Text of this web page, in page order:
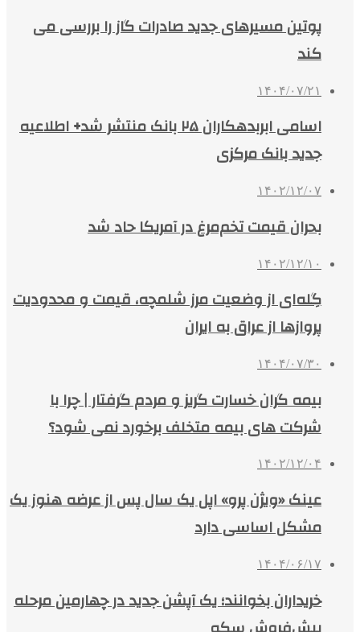
پوتین مسیرهای جدید صادرات گاز را بررسی می
کند
۱۴۰۴/۰۷/۲۱
اسامی ابربدهکاران ۲۵ بانک منتشر شد+ اطلاعیه
جدید بانک مرکزی
۱۴۰۲/۱۲/۰۷
بحران قیمت تخم‌مرغ در آمریکا حاد شد
۱۴۰۲/۱۲/۱۰
گِله‌ای از وضعیت مرز شلمچه، قیمت و محدودیت
پروازها از عراق به ایران
۱۴۰۴/۰۷/۳۰
بیمه‌ گران خسارت‌ گریز و مردم گرفتار | چرا با
شرکت های بیمه متخلف برخورد نمی شود؟
۱۴۰۲/۱۲/۰۴
عینک «ویژن پرو» اپل یک سال پس از عرضه هنوز یک
مشکل اساسی دارد
۱۴۰۴/۰۶/۱۷
خریداران بخوانند؛ یک آپشن جدید در چهارمین مرحله